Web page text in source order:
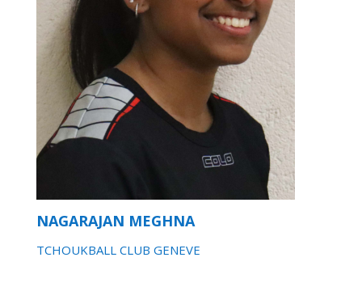
NAGARAJAN MEGHNA
TCHOUKBALL CLUB GENEVE